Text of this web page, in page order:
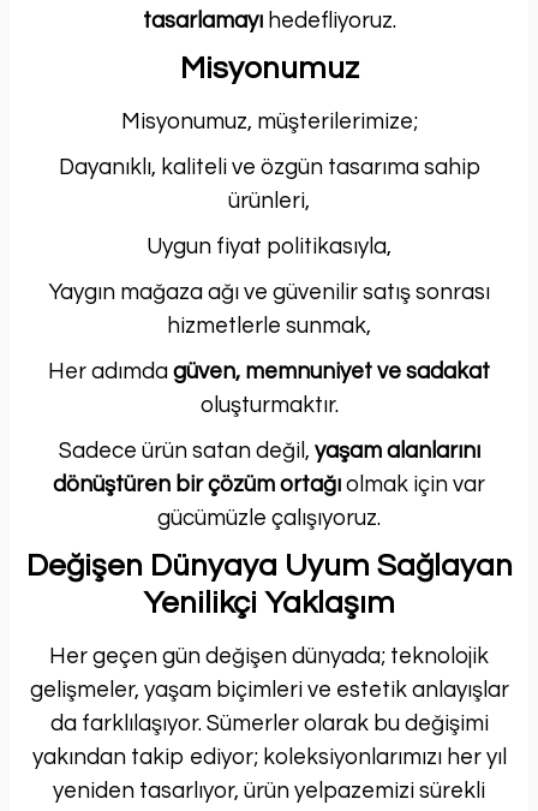
tasarlamayıhedefliyoruz.
Misyonumuz
Misyonumuz, müşterilerimize;
Dayanıklı, kaliteli ve özgün tasarıma sahip
ürünleri,
Uygun fiyat politikasıyla,
Yaygın mağaza ağı ve güvenilir satış sonrası
hizmetlerle sunmak,
Her adımda güven, memnuniyet ve sadakat
oluşturmaktır.
Sadece ürün satan değil, yaşam alanlarını
dönüştüren bir çözüm ortağı olmak için var
gücümüzle çalışıyoruz.
Değişen Dünyaya Uyum Sağlayan
Yenilikçi Yaklaşım
Her geçen gün değişen dünyada; teknolojik
gelişmeler, yaşam biçimleri ve estetik anlayışlar
da farklılaşıyor. Sümerler olarak bu değişimi
yakından takip ediyor; koleksiyonlarımızı her yıl
yeniden tasarlıyor, ürün yelpazemizi sürekli